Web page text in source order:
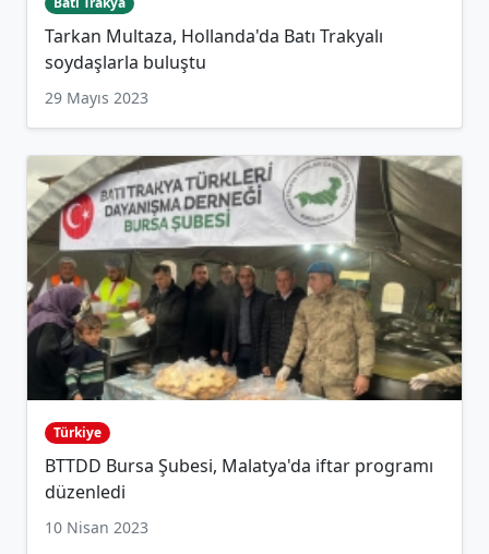
Tarkan Multaza, Hollanda'da Batı Trakyalı
soydaşlarla buluştu
29 Mayıs 2023
Türkiye
BTTDD Bursa Şubesi, Malatya'da iftar programı
düzenledi
10 Nisan 2023